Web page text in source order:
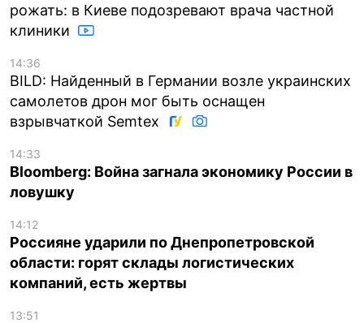
рожать: в Киеве подозревают врача частной
клиники
14:36
BILD: Найденный в Германии возле украинских
самолетов дрон мог быть оснащен
взрывчаткой Semtex
14:33
Bloomberg: Война загнала экономику России в
ловушку
14:12
Россияне ударили по Днепропетровской
области: горят склады логистических
компаний, есть жертвы
13:51